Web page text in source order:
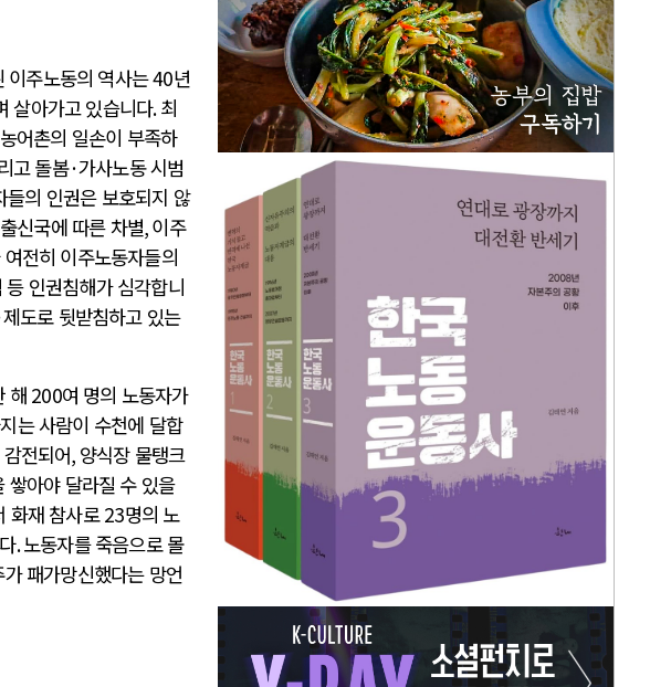
이주노동의 역사는40년
살아가고 있습니다.최
농어촌의 일손이 부족하
고 돌봄·가사노동 시범
의 인권은 보호되지 않
출신국에 따른 차별,이주
전히 이주노동자들의
등 인권침해가 심각합니
제도로 뒷받침하고 있는
해200여 명의 노동자가
는 사람이 수천에 달합
전되어, 양식장 물탱크
쌓아야 달라질 수 있을
화재 참사로23명의 노
.노동자를 죽음으로 몰
패가망신했다는 망언